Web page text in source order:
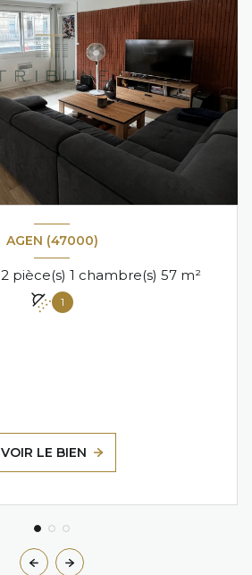
AGEN (47000)
Appartement 2 pièce(s) 1 chambre(s) 57 m²
1
VOIR LE BIEN